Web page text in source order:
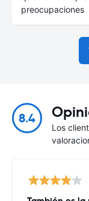
preocupaciones
8.4
Los